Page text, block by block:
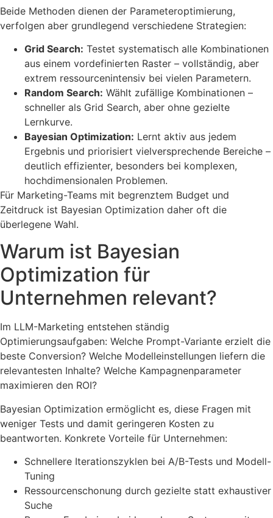
Beide Methoden dienen der Parameteroptimierung,
verfolgen aber grundlegend verschiedene Strategien:
Grid Search: Testet systematisch alle Kombinationen
aus einem vordefinierten Raster – vollständig, aber
extrem ressourcenintensiv bei vielen Parametern.
Random Search: Wählt zufällige Kombinationen –
schneller als Grid Search, aber ohne gezielte
Lernkurve.
Bayesian Optimization: Lernt aktiv aus jedem
Ergebnis und priorisiert vielversprechende Bereiche –
deutlich effizienter, besonders bei komplexen,
hochdimensionalen Problemen.
Für Marketing-Teams mit begrenztem Budget und
Zeitdruck ist Bayesian Optimization daher oft die
überlegene Wahl.
Warum ist Bayesian
Optimization für
Unternehmen relevant?
Im LLM-Marketing entstehen ständig
Optimierungsaufgaben: Welche Prompt-Variante erzielt die
beste Conversion? Welche Modelleinstellungen liefern die
relevantesten Inhalte? Welche Kampagnenparameter
maximieren den ROI?
Bayesian Optimization ermöglicht es, diese Fragen mit
weniger Tests und damit geringeren Kosten zu
beantworten. Konkrete Vorteile für Unternehmen:
Schnellere Iterationszyklen bei A/B-Tests und Modell-
Tuning
Ressourcenschonung durch gezielte statt exhaustiver
Suche